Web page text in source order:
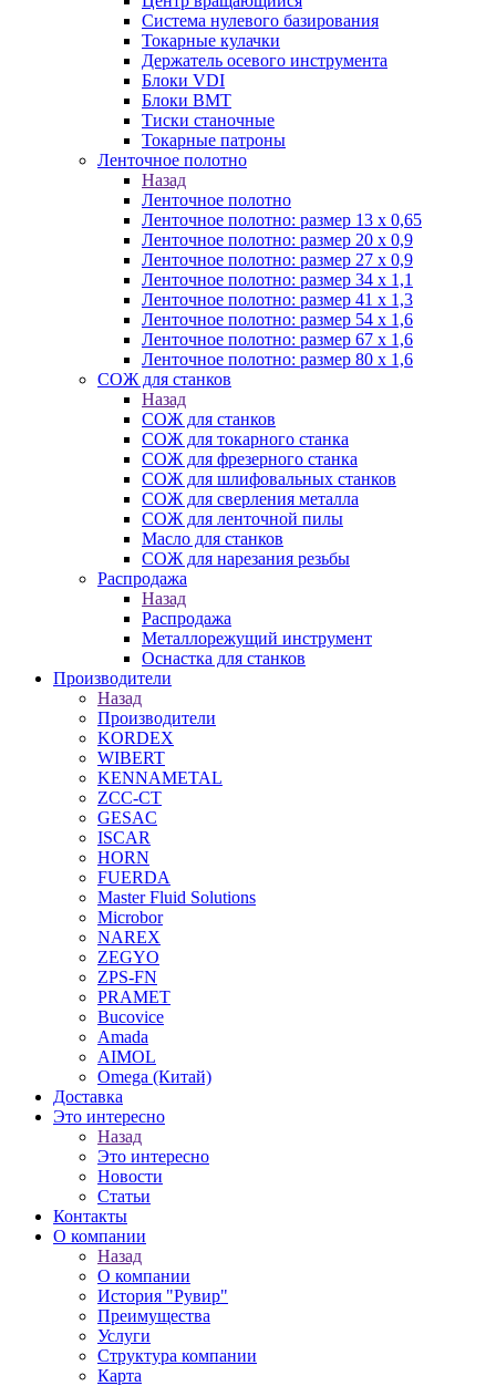
Система нулевого базирования
Токарные кулачки
Держатель осевого инструмента
Блоки VDI
Блоки BMT
Тиски станочные
Токарные патроны
Ленточное полотно
Назад
Ленточное полотно
Ленточное полотно: размер 13 х 0,65
Ленточное полотно: размер 20 х 0,9
Ленточное полотно: размер 27 х 0,9
Ленточное полотно: размер 34 х 1,1
Ленточное полотно: размер 41 х 1,3
Ленточное полотно: размер 54 х 1,6
Ленточное полотно: размер 67 х 1,6
Ленточное полотно: размер 80 х 1,6
СОЖ для станков
Назад
СОЖ для станков
СОЖ для токарного станка
СОЖ для фрезерного станка
СОЖ для шлифовальных станков
СОЖ для сверления металла
СОЖ для ленточной пилы
Масло для станков
СОЖ для нарезания резьбы
Распродажа
Назад
Распродажа
Металлорежущий инструмент
Оснастка для станков
Производители
Назад
Производители
KORDEX
WIBERT
KENNAMETAL
ZCC-CT
GESAC
ISCAR
HORN
FUERDA
Master Fluid Solutions
Microbor
NAREX
ZEGYO
ZPS-FN
PRAMET
Bucovice
Amada
AIMOL
Omega (Китай)
Доставка
Это интересно
Назад
Это интересно
Новости
Статьи
Контакты
О компании
Назад
О компании
История "Рувир"
Преимущества
Услуги
Структура компании
Карта